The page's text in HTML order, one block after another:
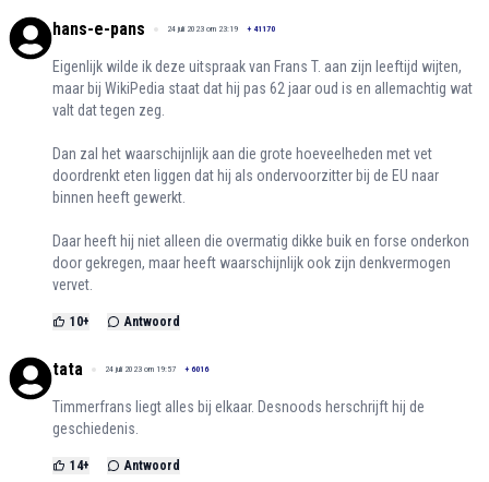
hans-e-pans 24 juli 2023 om 23:19 + 41170
Eigenlijk wilde ik deze uitspraak van Frans T. aan zijn leeftijd wijten,
maar bij WikiPedia staat dat hij pas 62 jaar oud is en allemachtig wat
valt dat tegen zeg.
Dan zal het waarschijnlijk aan die grote hoeveelheden met vet
doordrenkt eten liggen dat hij als ondervoorzitter bij de EU naar
binnen heeft gewerkt.
Daar heeft hij niet alleen die overmatig dikke buik en forse onderkon
door gekregen, maar heeft waarschijnlijk ook zijn denkvermogen
vervet.
10+ Antwoord
tata 24 juli 2023 om 19:57 + 6016
Timmerfrans liegt alles bij elkaar. Desnoods herschrijft hij de
geschiedenis.
14+ Antwoord